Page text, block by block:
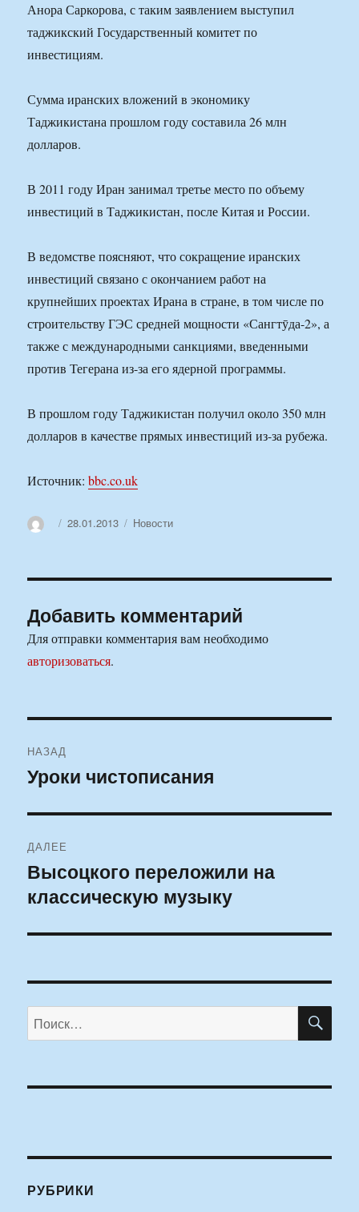
Анора Саркорова, с таким заявлением выступил
таджикский Государственный комитет по
инвестициям.
Сумма иранских вложений в экономику
Таджикистана прошлом году составила 26 млн
долларов.
В 2011 году Иран занимал третье место по объему
инвестиций в Таджикистан, после Китая и России.
В ведомстве поясняют, что сокращение иранских
инвестиций связано с окончанием работ на
крупнейших проектах Ирана в стране, в том числе по
строительству ГЭС средней мощности «Сангтӯда-2», а
также с международными санкциями, введенными
против Тегерана из-за его ядерной программы.
В прошлом году Таджикистан получил около 350 млн
долларов в качестве прямых инвестиций из-за рубежа.
Источник:bbc.co.uk
АвторОпубликовано
28.01.2013 Рубрики
Новости
Добавить комментарий
Для отправки комментария вам необходимо
авторизоваться.
по
НАЗАД
Предыдущая
Уроки чистописания
ДАЛЕЕ
Следующая
запись:
Высоцкого переложили на
классическую музыку
Искать:
РУБРИКИ